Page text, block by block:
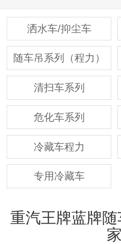
洒水车/抑尘车
随车吊系列（程力）
清扫车系列
危化车系列
冷藏车程力
专用冷藏车
重汽王牌蓝牌
家